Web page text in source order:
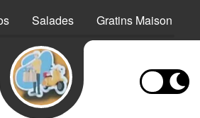
Salades Gratins Maison